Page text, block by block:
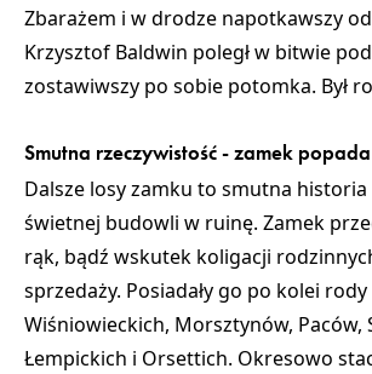
Zbarażem i w drodze napotkawszy
Krzysztof Baldwin poległ w bitwie
zostawiwszy po sobie potomka. Był
Smutna rzeczywistość - zamek
Dalsze losy zamku to smutna
świetnej budowli w ruinę. Zamek
rąk, bądź wskutek koligacji
sprzedaży. Posiadały go po kolei
Wiśniowieckich, Morsztynów, Paców,
Łempickich i Orsettich. Okresowo